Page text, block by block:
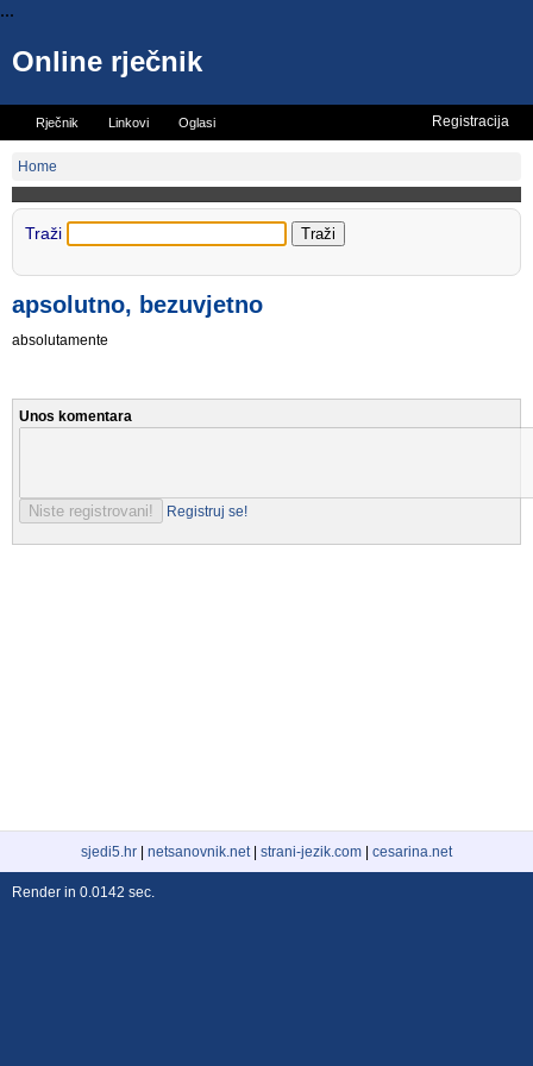
...
Online rječnik
Rječnik Linkovi Oglasi Registracija
Home
Traži
apsolutno, bezuvjetno
absolutamente
Unos komentara
Registruj se!
sjedi5.hr netsanovnik.net| strani-jezik.com cesarina.net
Render in 0.0142 sec.